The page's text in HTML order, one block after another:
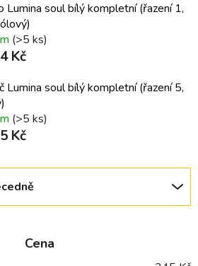
Lumina soul bílý kompletní (řazení 1,
(>5 ks)
Kč
Lumina soul bílý kompletní (řazení 5,
(>5 ks)
Kč
Cena